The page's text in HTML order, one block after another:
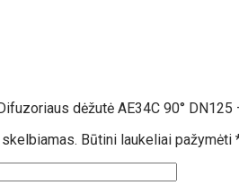
dėžutė AE34C 90°
Būtini laukeliai pažymėti